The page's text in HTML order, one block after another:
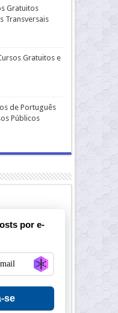
Gratuitos
Transversais
Gratuitos e
de Português
Públicos
por e-
Generate new
se